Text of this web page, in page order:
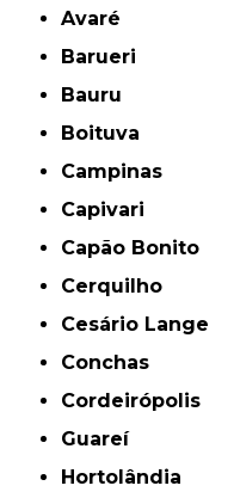
Avaré
Barueri
Bauru
Boituva
Campinas
Capivari
Capão Bonito
Cerquilho
Cesário Lange
Conchas
Cordeirópolis
Guareí
Hortolândia